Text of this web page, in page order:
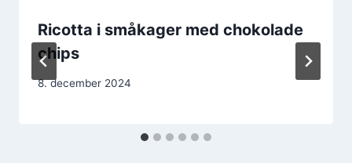
Ricotta i småkager med chokolade
chips
8. december 2024